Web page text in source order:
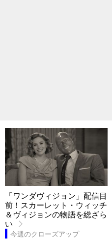
「ワンダヴィジョン」配信目
前！スカーレット・ウィッチ
＆ヴィジョンの物語を総ざら
い
今週のクローズアップ